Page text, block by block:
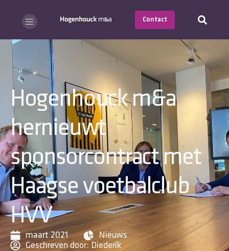
Contact
Hogenhouck m&a
hernieuwt
sponsorcontract met
Haagse voetbalclub
HVV
maart 2021
Nieuws
Geschreven door:Diederik